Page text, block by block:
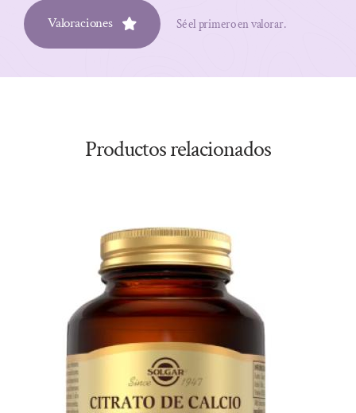
Valoraciones Sé el primero en valorar.
Productos relacionados